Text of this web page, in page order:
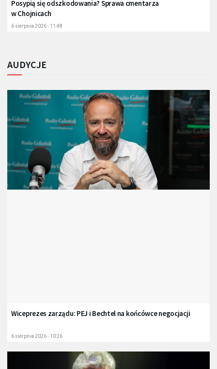
Posypią się odszkodowania? Sprawa cmentarza
w Chojnicach
6 sierpnia 2026 - 11:48
AUDYCJE
Wiceprezes zarządu: PEJ i Bechtel na końcówce negocjacji
6 sierpnia 2026 - 10:26